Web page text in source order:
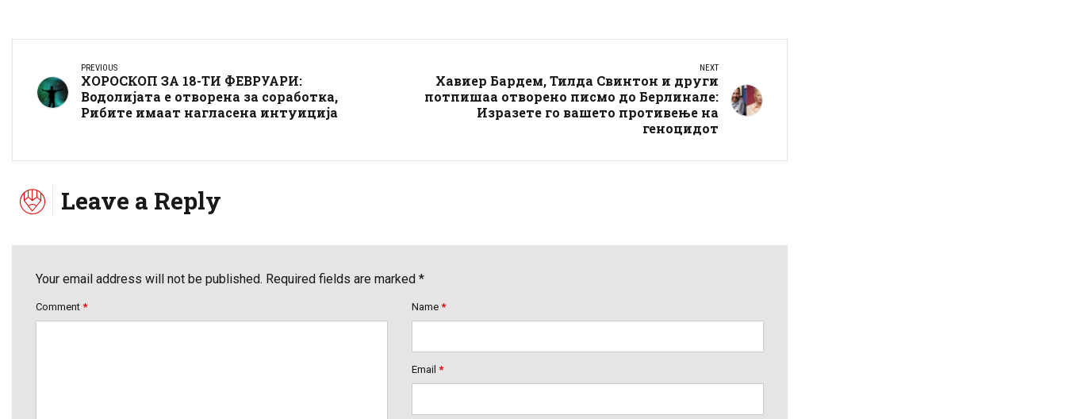
PREVIOUS
ХОРОСКОП ЗА 18-ТИ ФЕВРУАРИ:
Водолијата е отворена за соработка,
Рибите имаат нагласена интуиција
NEXT
Хавиер Бардем, Тилда Свинтон и други
потпишаа отворено писмо до Берлинале:
Изразете го вашето противење на
геноцидот
Leave a Reply
Your email address will not be published. Required fields are marked *
Comment * Name *
Email *